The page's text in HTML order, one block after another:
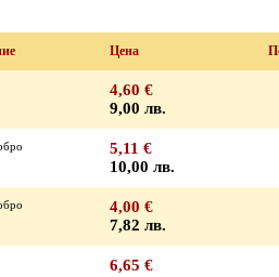
Цена
4,60 €
9,00 лв.
5,11 €
10,00 лв.
4,00 €
7,82 лв.
6,65 €